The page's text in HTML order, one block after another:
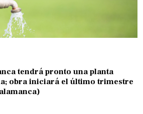
tendrá pronto una planta
obra iniciará el último trimestre